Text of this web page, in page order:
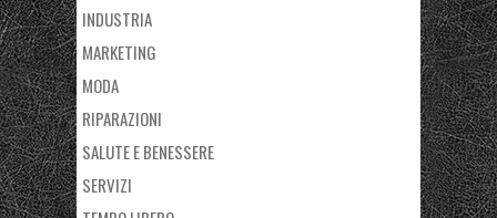
INDUSTRIA
MARKETING
MODA
RIPARAZIONI
SALUTE E BENESSERE
SERVIZI